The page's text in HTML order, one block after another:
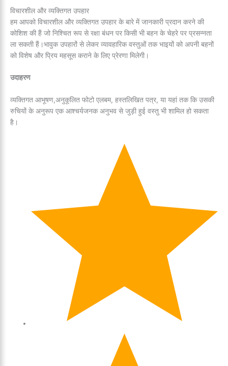
विचारशील और व्यक्तिगत उपहार
हम आपको विचारशील और व्यक्तिगत उपहार के बारे में जानकारी प्रदान करने की
कोशिश की हैं जो निश्चित रूप से रक्षा बंधन पर किसी भी बहन के चेहरे पर प्रसन्नता
ला सकती हैं।भावुक उपहारों से लेकर व्यावहारिक वस्तुओं तक भाइयों को अपनी बहनों
को विशेष और प्रिय महसूस कराने के लिए प्रेरणा मिलेगी।
उदाहरण
व्यक्तिगत आभूषण,अनुकूलित फोटो एलबम, हस्तलिखित पत्र, या यहां तक कि उसकी
रुचियों के अनुरूप एक आश्चर्यजनक अनुभव से जुड़ी हुई वस्तु भी शामिल हो सकता
है।